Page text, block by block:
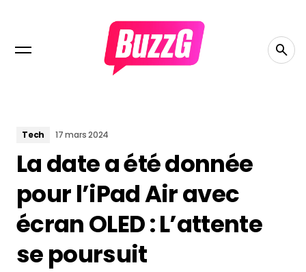
Tech 17 mars 2024
La date a été donnée
pour l’iPad Air avec
écran OLED : L’attente
se poursuit